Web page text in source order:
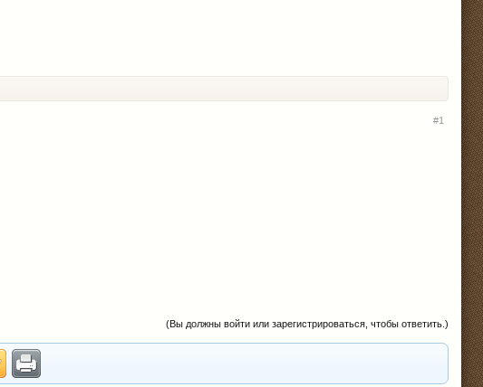
#1
(Вы должны войти или зарегистрироваться, чтобы ответить.)